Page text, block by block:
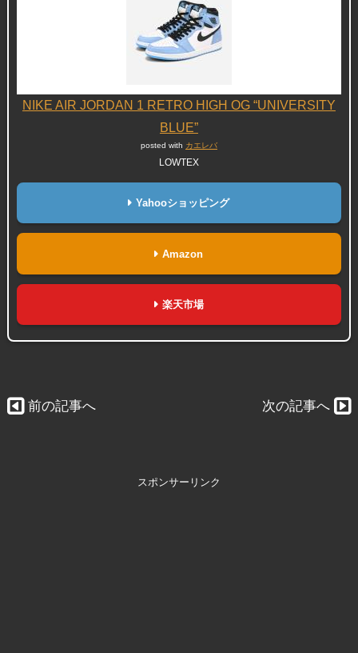
NIKE AIR JORDAN 1 RETRO HIGH OG “UNIVERSITY
BLUE”
posted with カエレバ
LOWTEX
Yahooショッピング
Amazon
楽天市場
前の記事へ 次の記事へ
スポンサーリンク